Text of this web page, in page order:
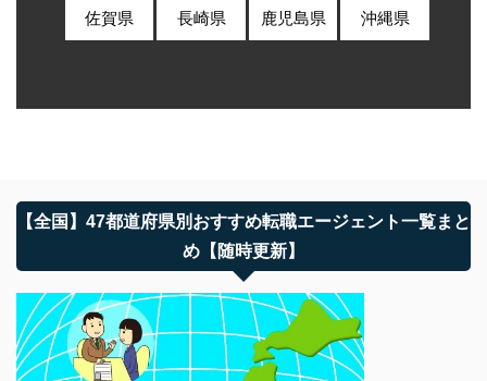
佐賀県 長崎県 鹿児島県 沖縄県
【全国】47都道府県別おすすめ転職エージェント一覧まと
め【随時更新】